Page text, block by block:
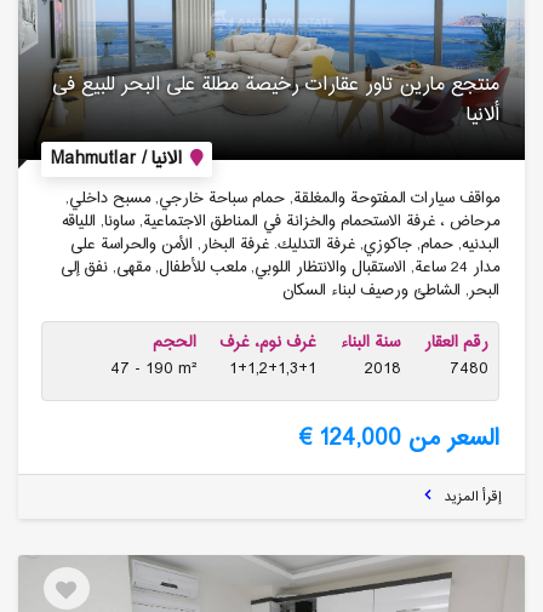
منتجع مارین تاور عقارات رخیصة مطلة على البحر للبیع فی
ألانیا
الانيا / Mahmutlar
مواقف سيارات المفتوحة والمغلقة, حمام سباحة خارجي, مسبح داخلي,
مرحاض ، غرفة الاستحمام والخزانة في المناطق الاجتماعية, ساونا, اللياقه
البدنيه, حمام, جاكوزي, غرفة التدليك. غرفة البخار, الأمن والحراسة على
مدار 24 ساعة, الاستقبال والانتظار اللوبي, ملعب للأطفال, مقهى, نفق إلى
البحر, الشاطئ ورصيف لبناء السكان
رقم العقار
7480
سنة البناء
2018
غرف نوم، غرف
1+1,2+1,3+1
الحجم
47 - 190 m²
السعر من 124,000 €
إقرأ المزيد